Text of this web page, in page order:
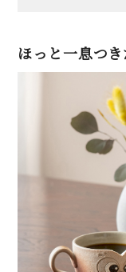
ほっと一息つ